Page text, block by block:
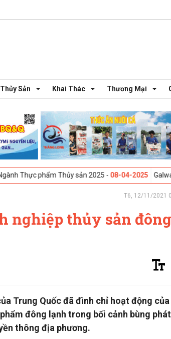
Sản Khai Thác Thương Mại
Thủy sản 2025 -08-04-2025 Galway, Ireland -
T6, 12/11/2021
nghiệp thủy sản đông
Trung Quốc đã đình chỉ hoạt động
đông lạnh trong bối cảnh bùng phát
thông địa phương.